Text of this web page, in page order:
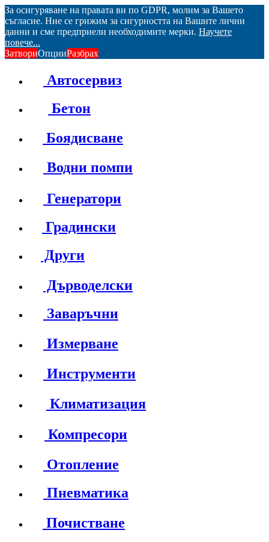
За осигуряване на правата ви по GDPR, молим за Вашето
съгласие. Ние се грижим за сигурността на Вашите лични
данни и сме предприели необходимите мерки. Научете
повече...
ЗатвориОпцииРазбрах
Автосервиз
Бетон
Боядисване
Водни помпи
Генератори
Градински
Други
Дърводелски
Заваръчни
Измерване
Инструменти
Климатизация
Компресори
Отопление
Пневматика
Почистване